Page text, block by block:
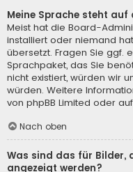
Meine Sprache steht
Meist hat die Board-
installiert oder niemand
übersetzt. Fragen Sie ggf.
Sprachpaket, das Sie
nicht existiert, würden wir
würden. Weitere
von phpBB Limited oder auf
Nach oben
Was sind das für Bilder,
angezeigt werden?